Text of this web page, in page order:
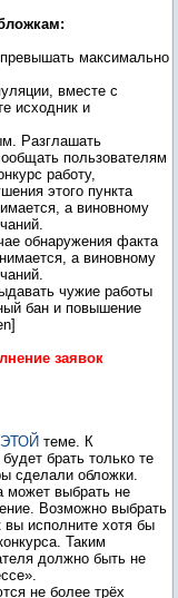
максимально
вместе с
исходник и
Разглашать
пользователям
работу,
этого пункта
а виновному
обнаружения факта
а виновному
чужие работы
бан и повышение
заявок
ЭТОЙ теме. К
брать только те
сделали обложки.
может выбрать не
Возможно выбрать
исполните хотя бы
Таким
должно быть не
не более трёх